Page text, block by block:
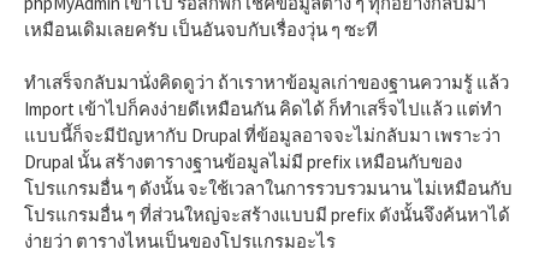
เหมือนเดิมเลยครับ เป็นอันจบกับเรื่องวุ่น ๆ ซะที
ทำเสร็จกลับมานั่งคิดดูว่า ถ้าเราหาข้อมูลเก่าของฐานความรู้ แล้ว
Import เข้าไปก็คงง่ายดีเหมือนกัน คิดได้ ก็ทำเสร็จไปแล้ว แต่ทำ
แบบนี้ก็จะมีปัญหากับ Drupal ที่ข้อมูลอาจจะไม่กลับมา เพราะว่า
Drupal นั้น สร้างตารางฐานข้อมูลไม่มี prefix เหมือนกับของ
โปรแกรมอื่น ๆ ดังนั้น จะใช้เวลาในการรวบรวมนาน ไม่เหมือนกับ
โปรแกรมอื่น ๆ ที่ส่วนใหญ่จะสร้างแบบมี prefix ดังนั้นจึงค้นหาได้
ง่ายว่า ตารางไหนเป็นของโปรแกรมอะไร